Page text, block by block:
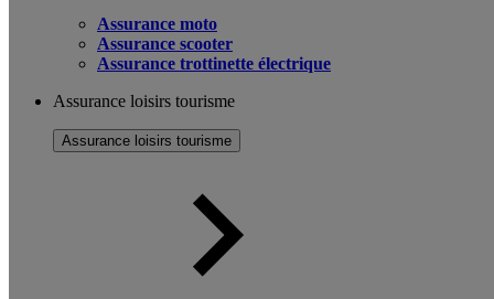
Assurance moto
Assurance scooter
Assurance trottinette électrique
Assurance loisirs tourisme
Assurance loisirs tourisme